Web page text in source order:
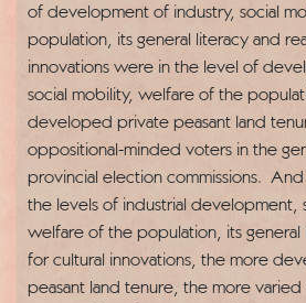
of development of industry, social
population, its general literacy and
innovations were in the level of
social mobility, welfare of the
developed private peasant land
oppositional-minded voters in the
provincial election commissions.
the levels of industrial development,
welfare of the population, its general
for cultural innovations, the more
peasant land tenure, the more varied